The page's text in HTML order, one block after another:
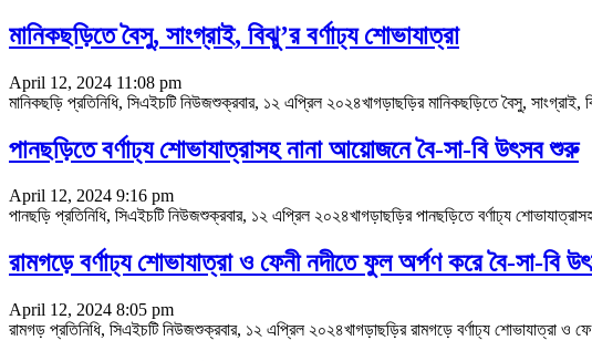
মানিকছড়িতে বৈসু, সাংগ্রাই, বিঝু’র বর্ণাঢ্য শোভাযাত্রা
April 12, 2024 11:08 pm
মানিকছড়ি প্রতিনিধি, সিএইচটি নিউজশুক্রবার, ১২ এপ্রিল ২০২৪খাগড়াছড়ির মানিকছড়িতে বৈসু,
পানছড়িতে বর্ণাঢ্য শোভাযাত্রাসহ নানা আয়োজনে বৈ-সা-বি উৎসব শুরু
April 12, 2024 9:16 pm
পানছড়ি প্রতিনিধি, সিএইচটি নিউজশুক্রবার, ১২ এপ্রিল ২০২৪খাগড়াছড়ির পানছড়িতে বর্ণাঢ্য
রামগড়ে বর্ণাঢ্য শোভাযাত্রা ও ফেনী নদীতে ফুল অর্পণ করে বৈ-সা-বি
April 12, 2024 8:05 pm
রামগড় প্রতিনিধি, সিএইচটি নিউজশুক্রবার, ১২ এপ্রিল ২০২৪খাগড়াছড়ির রামগড়ে বর্ণাঢ্য শোভাযাত্রা ও